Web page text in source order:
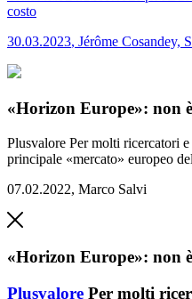
costo
30.03.2023, Jérôme Cosandey,
«Horizon Europe»: non
Plusvalore Per molti ricercatori
principale «mercato» europeo
07.02.2022, Marco Salvi
«Horizon Europe»: non
Plusvalore Per molti